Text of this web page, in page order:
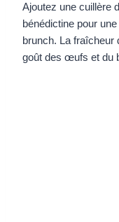
Ajoutez une cuillère
bénédictine pour
brunch. La fraîcheur
goût des œufs et du